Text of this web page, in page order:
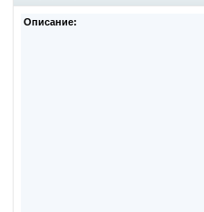
Описание: